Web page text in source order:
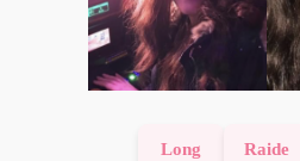
Long Raide